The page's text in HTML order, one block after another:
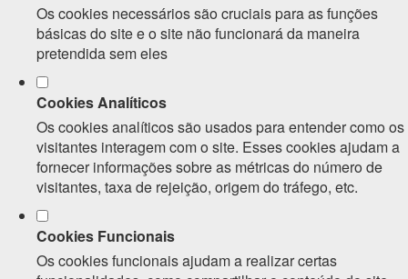
Os cookies necessários são cruciais para as funções
básicas do site e o site não funcionará da maneira
pretendida sem eles
Cookies Analíticos
Os cookies analíticos são usados para entender como os
visitantes interagem com o site. Esses cookies ajudam a
fornecer informações sobre as métricas do número de
visitantes, taxa de rejeição, origem do tráfego, etc.
Cookies Funcionais
Os cookies funcionais ajudam a realizar certas